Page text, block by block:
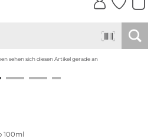
sehen sich diesen Artikel gerade an
100ml